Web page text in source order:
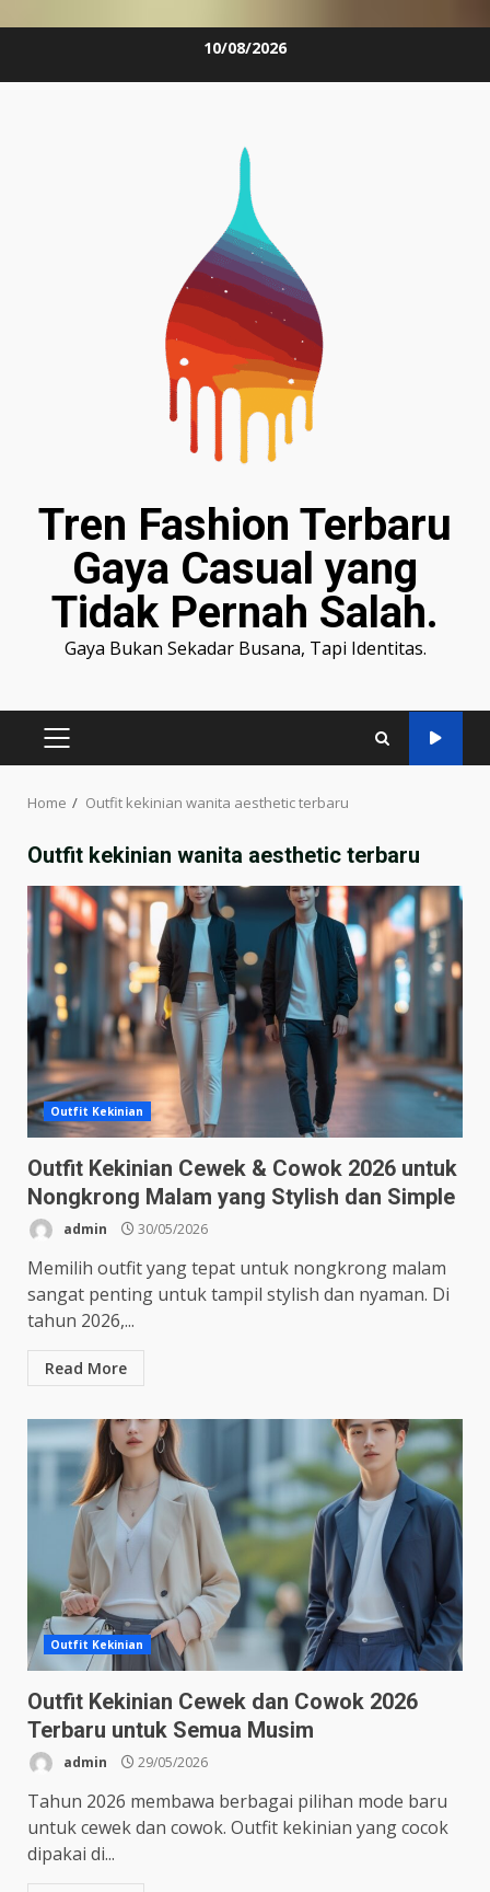
10/08/2026
Tren Fashion Terbaru
Gaya Casual yang
Tidak Pernah Salah.
Gaya Bukan Sekadar Busana, Tapi Identitas.
PRIMARY
Home Outfit kekinian wanita aesthetic terbaru
Outfit kekinian wanita aesthetic terbaru
Outfit Kekinian
Outfit Kekinian Cewek & Cowok 2026 untuk
Nongkrong Malam yang Stylish dan Simple
admin 30/05/2026
Memilih outfit yang tepat untuk nongkrong malam
sangat penting untuk tampil stylish dan nyaman. Di
tahun 2026,...
Read More
Outfit Kekinian
Outfit Kekinian Cewek dan Cowok 2026
Terbaru untuk Semua Musim
admin 29/05/2026
Tahun 2026 membawa berbagai pilihan mode baru
untuk cewek dan cowok. Outfit kekinian yang cocok
dipakai di...